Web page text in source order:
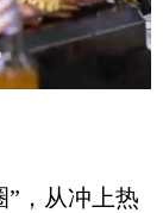
，从冲上热